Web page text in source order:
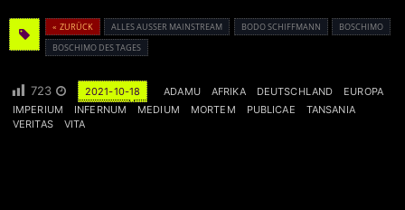
« ZURÜCK ALLES AUSSER MAINSTREAM BODO SCHIFFMANN
BOSCHIMO
BOSCHIMO DES TAGES
723 2021-10-18 ADAMU AFRIKA DEUTSCHLAND
EUROPA
IMPERIUM
INFERNUM MEDIUM MORTEM PUBLICAE
TANSANIA
VERITAS
VITA